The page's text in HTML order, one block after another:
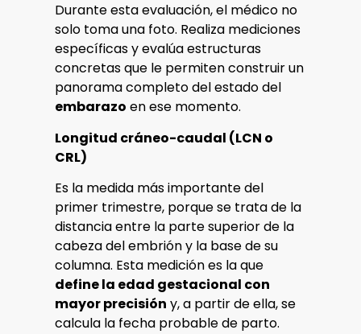
Durante esta evaluación, el médico no
solo toma una foto. Realiza mediciones
específicas y evalúa estructuras
concretas que le permiten construir un
panorama completo del estado del
embarazo en ese momento.
Longitud cráneo-caudal (LCN o
CRL)
Es la medida más importante del
primer trimestre, porque se trata de la
distancia entre la parte superior de la
cabeza del embrión y la base de su
columna. Esta medición es la que
define la edad gestacional con
mayor precisión y, a partir de ella, se
calcula la fecha probable de parto.